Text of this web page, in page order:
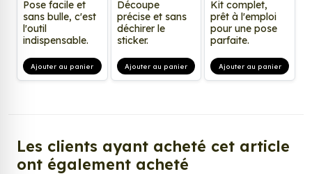
Pose facile et
sans bulle, c'est
l'outil
indispensable.
Ajouter au panier
Découpe
précise et sans
déchirer le
sticker.
Ajouter au panier
Kit complet,
prêt à l'emploi
pour une pose
parfaite.
Ajouter au panier
Les clients ayant acheté cet article
ont également acheté